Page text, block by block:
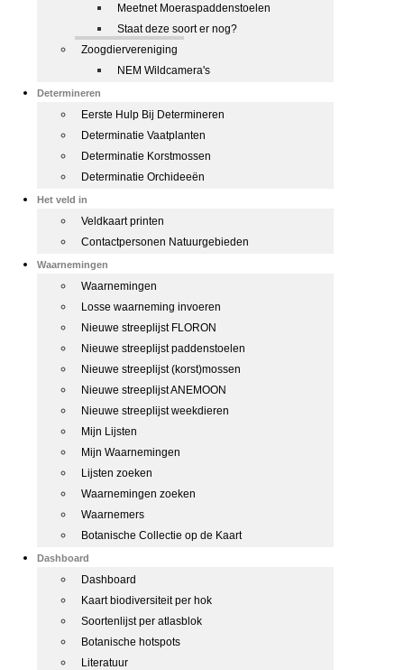
Meetnet Moeraspaddenstoelen
Staat deze soort er nog?
Zoogdiervereniging
NEM Wildcamera's
Determineren
Eerste Hulp Bij Determineren
Determinatie Vaatplanten
Determinatie Korstmossen
Determinatie Orchideeën
Het veld in
Veldkaart printen
Contactpersonen Natuurgebieden
Waarnemingen
Waarnemingen
Losse waarneming invoeren
Nieuwe streeplijst FLORON
Nieuwe streeplijst paddenstoelen
Nieuwe streeplijst (korst)mossen
Nieuwe streeplijst ANEMOON
Nieuwe streeplijst weekdieren
Mijn Lijsten
Mijn Waarnemingen
Lijsten zoeken
Waarnemingen zoeken
Waarnemers
Botanische Collectie op de Kaart
Dashboard
Dashboard
Kaart biodiversiteit per hok
Soortenlijst per atlasblok
Botanische hotspots
Literatuur